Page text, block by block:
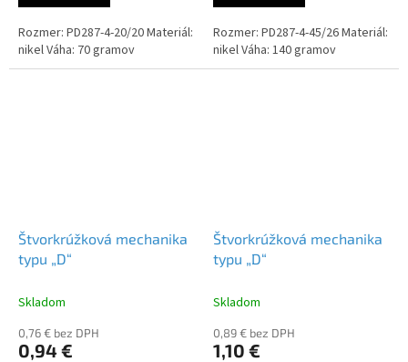
Rozmer: PD287-4-20/20 Materiál:
nikel Váha: 70 gramov
Rozmer: PD287-4-45/26 Materiál:
nikel Váha: 140 gramov
Štvorkrúžková mechanika
typu „D“
Skladom
0,76 € bez DPH
0,94 €
Štvorkrúžková mechanika
typu „D“
Skladom
0,89 € bez DPH
1,10 €